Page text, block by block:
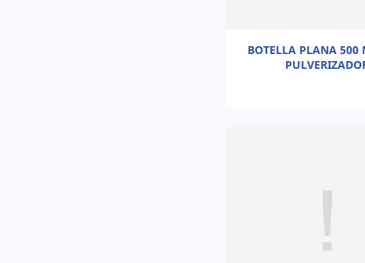
BOTELLA PLANA 500